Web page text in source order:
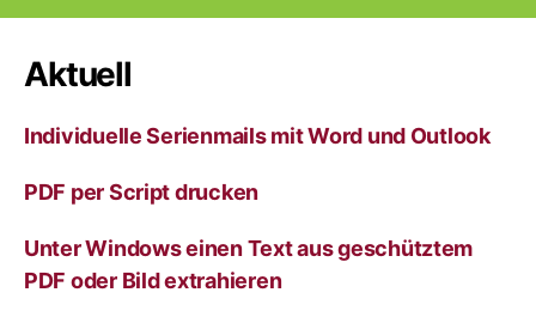
Aktuell
Individuelle Serienmails mit Word und Outlook
PDF per Script drucken
Unter Windows einen Text aus geschütztem
PDF oder Bild extrahieren